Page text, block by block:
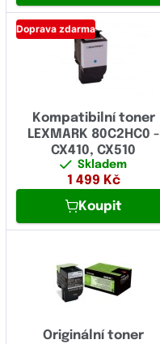
Doprava zdarma
Kompatibilní toner
LEXMARK 80C2HC0 -
CX410, CX510
Skladem
1 499 Kč
Koupit
Originální toner